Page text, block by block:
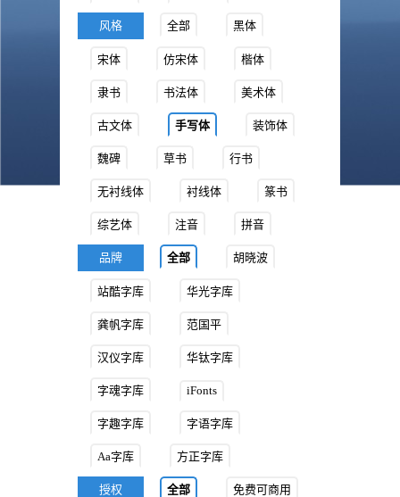
风格 全部 黑体
宋体 仿宋体 楷体
隶书 书法体 美术体
古文体 手写体 装饰体
魏碑 草书 行书
无衬线体 衬线体 篆书
综艺体 注音 拼音
品牌 全部 胡晓波
站酷字库 华光字库
龚帆字库 范国平
汉仪字库 华钛字库
字魂字库 iFonts
字趣字库 字语字库
Aa字库 方正字库
授权 全部 免费可商用